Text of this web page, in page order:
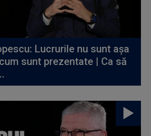
Lucrurile nu sunt așa
sunt prezentate | Ca să